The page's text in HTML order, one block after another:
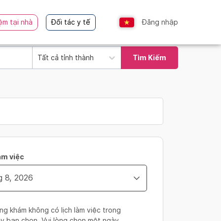
tại nhà Đối tác y tế Đăng nhập
Tất cả tỉnh thành Tìm Kiếm
việc
khám không có lịch làm việc trong